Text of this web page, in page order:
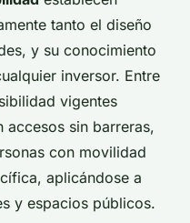
tanto el diseño
y su conocimiento
inversor. Entre
vigentes
accesos sin barreras,
con movilidad
aplicándose a
y espacios públicos.